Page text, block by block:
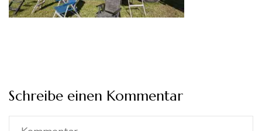
Schreibe einen Kommentar